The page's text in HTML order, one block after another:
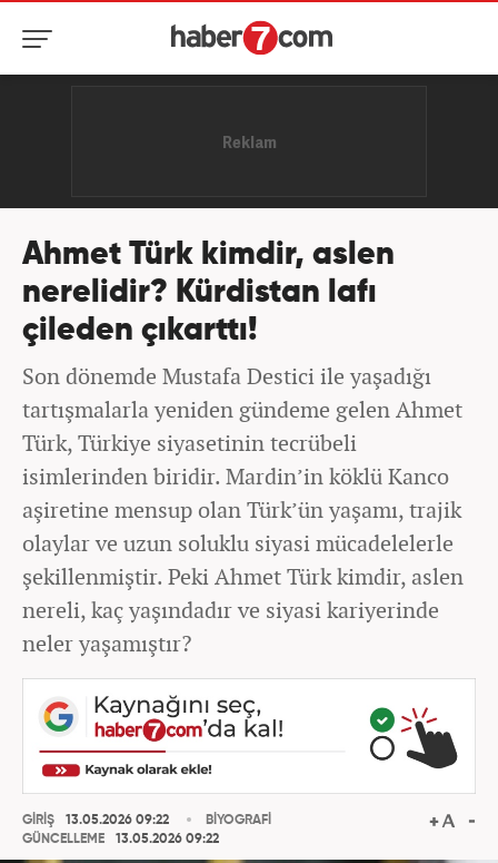
Ahmet Türk kimdir, aslen
nerelidir? Kürdistan lafı
çileden çıkarttı!
Son dönemde Mustafa Destici ile yaşadığı
tartışmalarla yeniden gündeme gelen Ahmet
Türk, Türkiye siyasetinin tecrübeli
isimlerinden biridir. Mardin’in köklü Kanco
aşiretine mensup olan Türk’ün yaşamı, trajik
olaylar ve uzun soluklu siyasi mücadelelerle
şekillenmiştir. Peki Ahmet Türk kimdir, aslen
nereli, kaç yaşındadır ve siyasi kariyerinde
neler yaşamıştır?
GİRİŞ
13.05.2026 09:22
GÜNCELLEME
13.05.2026 09:22
BİYOGRAFİ